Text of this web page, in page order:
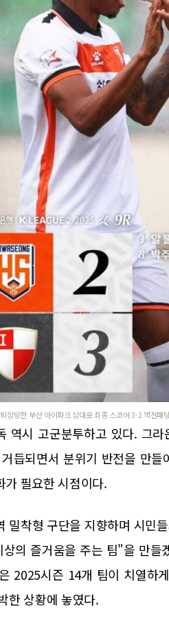
장당한 부산 아이파크 상대로 최종 스코어 3-2 역전패
역시 고군분투하고 있다. 그
듭되면서 분위기 반전을 만
가 필요한 시점이다.
밀착형 구단을 지향하며 시민
의 즐거움을 주는 팀"을 만들
2025시즌 14개 팀이 치열하
한 상황에 놓였다.